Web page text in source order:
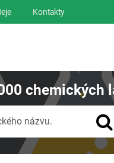
Kontakty
chemických
názvu.